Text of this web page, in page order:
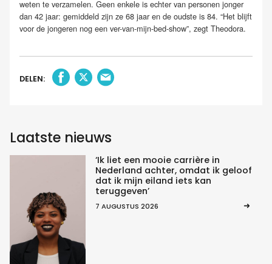
weten te verzamelen. Geen enkele is echter van personen jonger
dan 42 jaar: gemiddeld zijn ze 68 jaar en de oudste is 84. “Het blijft
voor de jongeren nog een ver-van-mijn-bed-show”, zegt Theodora.
DELEN:
Laatste nieuws
‘Ik liet een mooie carrière in
Nederland achter, omdat ik geloof
dat ik mijn eiland iets kan
teruggeven’
7 AUGUSTUS 2026